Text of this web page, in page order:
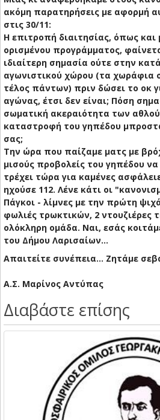
ακόμη παρατηρήσεις με αφορμή
στις 30/11:
Η επιτροπή διαιτησίας, όπως και
ορισμένου προγράμματος,
ιδιαίτερη σημασία ούτε στην
αγωνιστικού χώρου (τα χωράφια
τέλος πάντων) πριν δώσει το οκ
αγώνας, έτσι δεν είναι; Πόση
σωματική ακεραιότητα των
καταστροφή του γηπέδου
σας;
Την ώρα που παίζαμε ματς με
μισούς προβολείς του γηπέδου
τρέχει τώρα για καμένες
ηχούσε 112. Λένε κάτι οι
Πάγκοι - λίμνες με την πρώτη
φωλιές τρωκτικών, 2 ντουζιέρες
ολόκληρη ομάδα. Ναι, εσάς
του Δήμου Λαρισαίων...
Απαιτείτε συνέπεια... Ζητάμε
Α.Σ. Μαρίνος Αντύπας
Διαβάστε επίσης